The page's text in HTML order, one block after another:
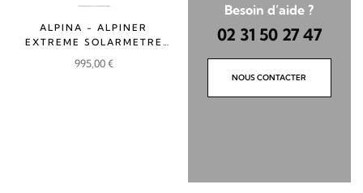
ALPINA - ALPINER
EXTREME SOLARMETRE
RUBBER
995,00€
Besoin d’aide ?
02 31 50 27 47
NOUS CONTACTER